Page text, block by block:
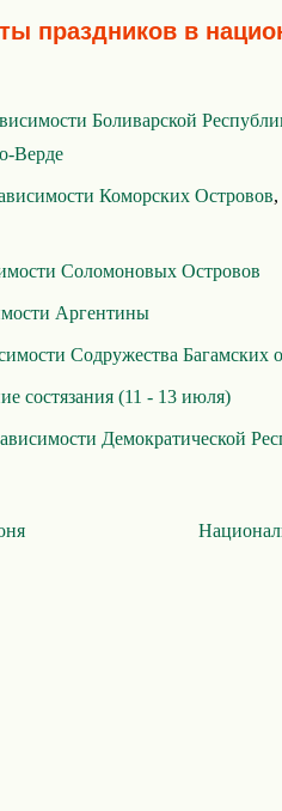
праздников в
Боливарской
Верде
Коморских Островов,
Соломоновых Островов
Аргентины
Содружества Багамских
состязания (11 - 13 июля)
Демократической